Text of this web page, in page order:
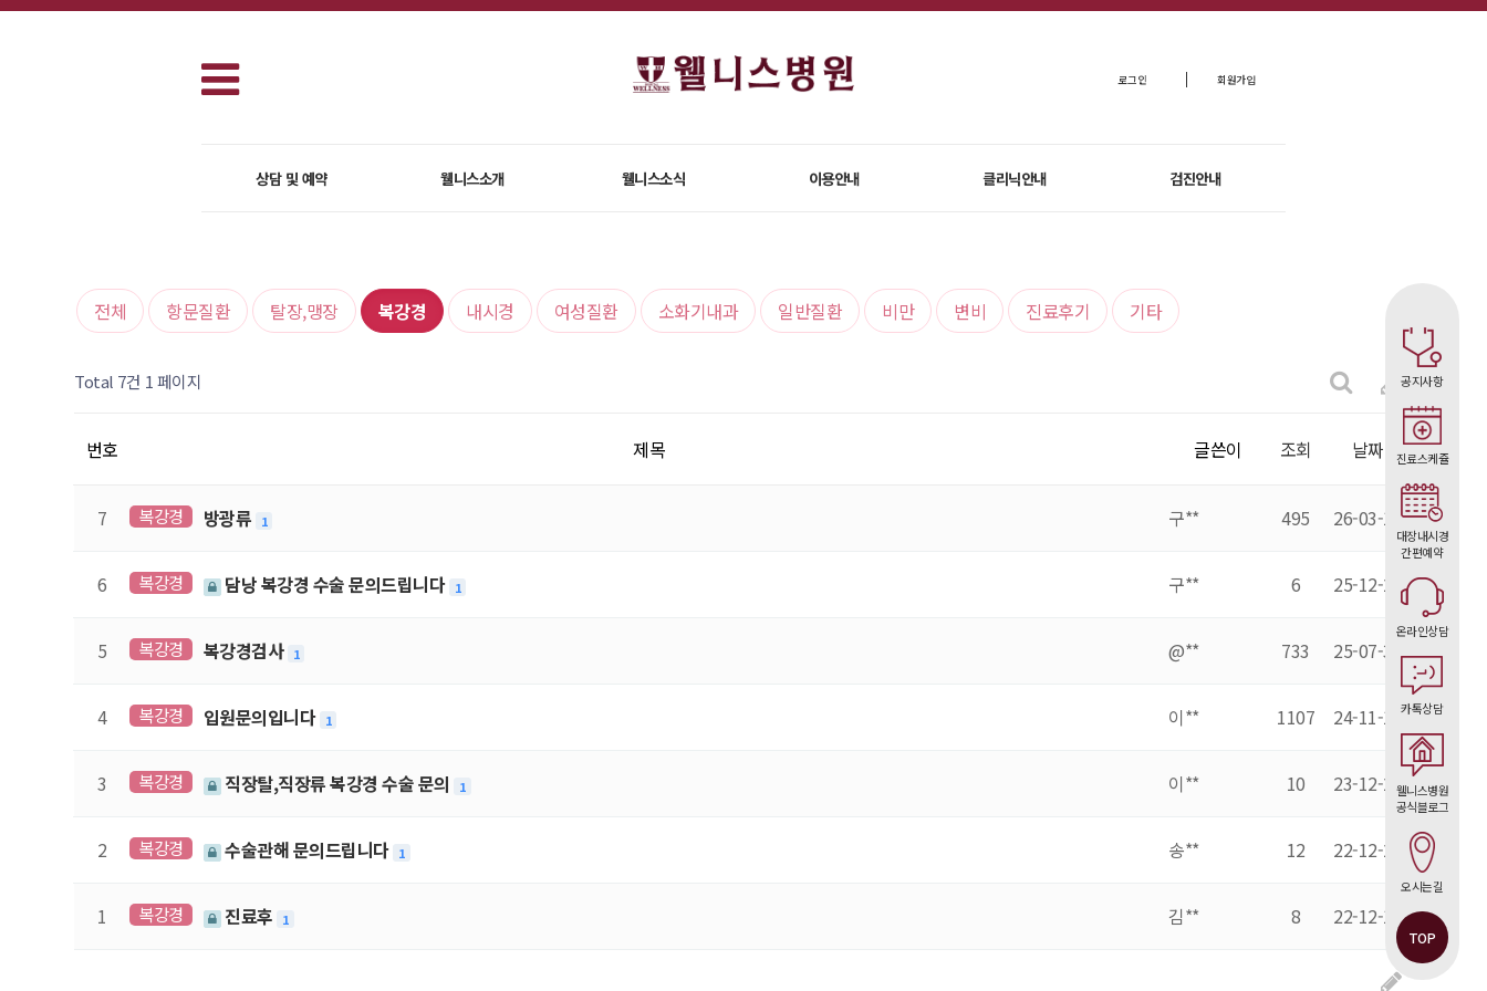
로그인 회원가입
상담 및 예약 웰니스소개 웰니스소식 이용안내 클리닉안내 검진안내
전체 항문질환 탈장,맹장 복강경 내시경 여성질환 소화기내과 일반질환 비만 변비 진료후기 기타
Total 7건 1 페이지
번호 제목 글쓴이 조회 날짜
7 복강경 방광류 1 구** 495 26-03-17
6 복강경 담낭 복강경 수술 문의드립니다 1 구** 6 25-12-21
5 복강경 복강경검사 1 @** 733 25-07-31
4 복강경 입원문의입니다 1 이** 1107 24-11-14
3 복강경 직장탈,직장류 복강경 수술 문의 1 이** 10 23-12-28
2 복강경 수술관해 문의드립니다 1 송** 12 22-12-27
1 복강경 진료후 1 김** 8 22-12-19
공지사항
진료스케쥴
대장내시경
간편예약
온라인상담
카톡상담
웰니스병원
공식블로그
오시는길
TOP